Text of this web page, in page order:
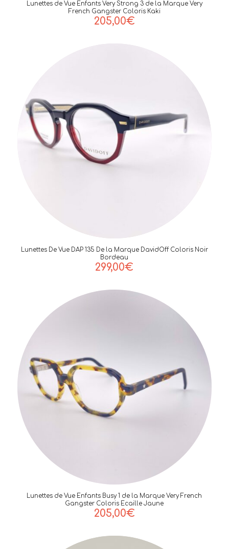
Lunettes de Vue Enfants Very Strong 3 de la Marque Very
French Gangster Coloris Kaki
205,00€
Lunettes De Vue DAP 135 De la Marque DavidOff Coloris Noir
Bordeau
299,00€
Lunettes de Vue Enfants Busy 1 de la Marque Very French
Gangster Coloris Ecaille Jaune
205,00€